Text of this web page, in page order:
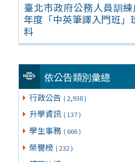
臺北市政府公務人員訓
年度「中英筆譯入門班」
料
依公告類別彙總
行政公告 ( 2,938 )
升學資訊 ( 137 )
學生事務 ( 666 )
榮譽榜 ( 232 )